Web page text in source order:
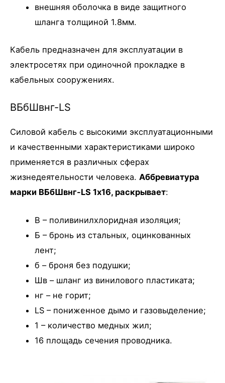
внешняя оболочка в виде защитного
шланга толщиной 1.8мм.
Кабель предназначен для эксплуатации в
электросетях при одиночной прокладке в
кабельных сооружениях.
ВБбШвнг-LS
Силовой кабель с высокими эксплуатационными
и качественными характеристиками широко
применяется в различных сферах
жизнедеятельности человека. Аббревиатура
марки ВБбШвнг-LS 1х16, раскрывает:
В – поливинилхлоридная изоляция;
Б – бронь из стальных, оцинкованных
лент;
б – броня без подушки;
Шв – шланг из винилового пластиката;
нг – не горит;
LS – пониженное дымо и газовыделение;
1 – количество медных жил;
16 площадь сечения проводника.